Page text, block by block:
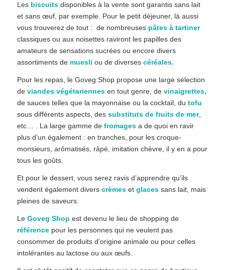
Les biscuitsdisponibles à la vente sont garantis sans lait
et sans œuf, par exemple. Pour le petit déjeuner, là aussi
vous trouverez de tout : de nombreuses pâtes à tartiner
classiques ou aux noisettes raviront les papilles des
amateurs de sensations sucrées ou encore divers
assortiments de muesli ou de diverses céréales.
Pour les repas, le Goveg Shop propose une large sélection
de viandes végétariennesen tout genre, de vinaigrettes,
de sauces telles que la mayonnaise ou la cocktail, du tofu
sous différents aspects, des substituts de fruits de mer,
etc… . La large gamme de fromagesa de quoi en ravir
plus d’un également : en tranches, pour les croque-
monsieurs, arômatisés, râpé, imitation chèvre, il y en a pour
tous les goûts.
Et pour le dessert, vous serez ravis d’apprendre qu’ils
vendent également divers crèmeset glacessans lait, mais
pleines de saveurs.
Le Goveg Shop est devenu le lieu de shopping de
référencepour les personnes qui ne veulent pas
consommer de produits d’origine animale ou pour celles
intolérantes au lactose ou aux œufs.